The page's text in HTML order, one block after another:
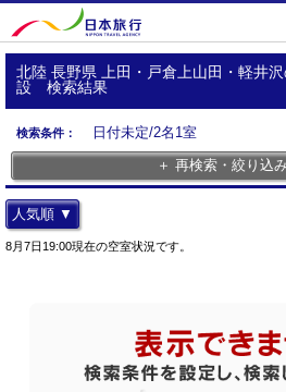
北陸 長野県 上田・戸倉上山田・軽井
設 検索結果
検索条件：
日付未定/2名1室
＋ 再検索・絞り込
人気順 ▼
8月7日19:00現在の空室状況です。